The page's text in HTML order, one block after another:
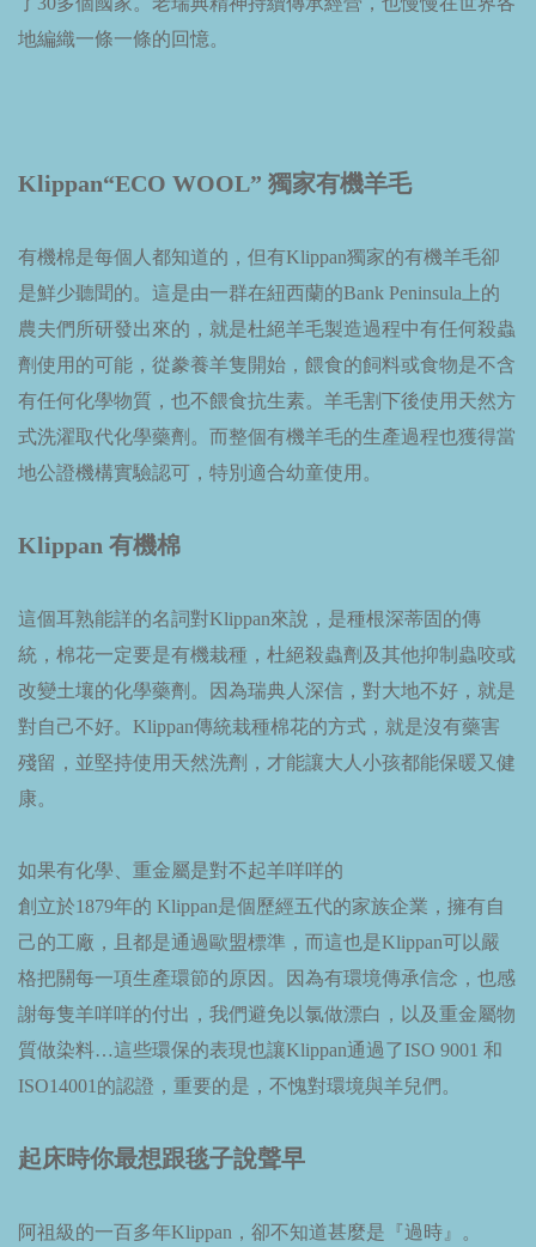
地編織一條一條的回憶。
Klippan“ECO WOOL” 獨家有機羊毛
有機棉是每個人都知道的，但有Klippan獨家的有機羊毛卻
是鮮少聽聞的。這是由一群在紐西蘭的Bank Peninsula上的
農夫們所研發出來的，就是杜絕羊毛製造過程中有任何殺蟲
劑使用的可能，從豢養羊隻開始，餵食的飼料或食物是不含
有任何化學物質，也不餵食抗生素。羊毛割下後使用天然方
式洗濯取代化學藥劑。而整個有機羊毛的生產過程也獲得當
地公證機構實驗認可，特別適合幼童使用。
Klippan 有機棉
這個耳熟能詳的名詞對Klippan來說，是種根深蒂固的傳
統，棉花一定要是有機栽種，杜絕殺蟲劑及其他抑制蟲咬或
改變土壤的化學藥劑。因為瑞典人深信，對大地不好，就是
對自己不好。Klippan傳統栽種棉花的方式，就是沒有藥害
殘留，並堅持使用天然洗劑，才能讓大人小孩都能保暖又健
康。
如果有化學、重金屬是對不起羊咩咩的
創立於1879年的 Klippan是個歷經五代的家族企業，擁有自
己的工廠，且都是通過歐盟標準，而這也是Klippan可以嚴
格把關每一項生產環節的原因。因為有環境傳承信念，也感
謝每隻羊咩咩的付出，我們避免以氯做漂白，以及重金屬物
質做染料…這些環保的表現也讓Klippan通過了ISO 9001 和
ISO14001的認證，重要的是，不愧對環境與羊兒們。
起床時你最想跟毯子說聲早
阿祖級的一百多年Klippan，卻不知道甚麼是『過時』。